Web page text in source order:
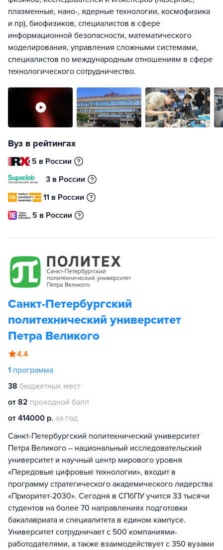
плазменные, нано-, ядерные технологии, космофизика
и пр), биофизиков, специалистов в сфере
информационной безопасности, математического
моделирования, управления сложными системами,
специалистов по международным отношениям в сфере
технологического сотрудничество.
Вуз в рейтингах
5 в России
3 в России
11 в России
5 в России
Санкт-Петербургский
политехнический университет
Петра Великого
4.4
1 программа
38 бюджетных мест
от 82 проходной балл
от 414000 р. за год
Санкт-Петербургский политехнический университет
Петра Великого – национальный исследовательский
университет и научный центр мирового уровня
«Передовые цифровые технологии», входит в
программу стратегического академического лидерства
«Приоритет-2030». Сегодня в СПбПУ учится 33 тысячи
студентов на более 70 направлениях подготовки
бакалавриата и специалитета в едином кампусе.
Университет сотрудничает с 500 компаниями-
работодателями, а также взаимодействует с 350 вузами